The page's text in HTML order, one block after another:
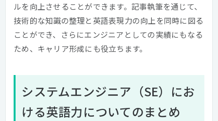
ルを向上させることができます。記事執筆を通じて、
技術的な知識の整理と英語表現力の向上を同時に図る
ことができ、さらにエンジニアとしての実績にもなる
ため、キャリア形成にも役立ちます。
システムエンジニア（SE）にお
ける英語力についてのまとめ